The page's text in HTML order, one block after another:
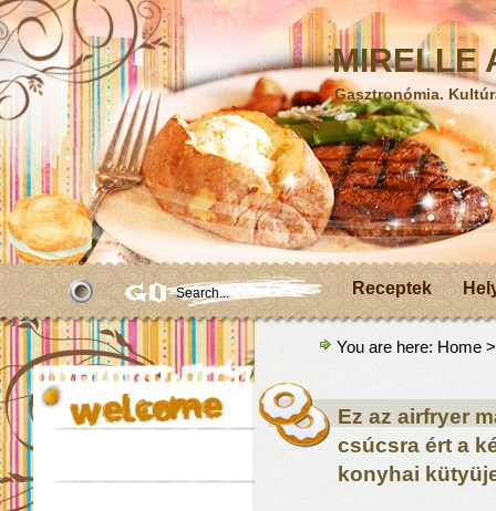
MIRELLE
Gasztronómia.
Receptek
You are here: Home
Ez az airfryer
csúcsra ért a
konyhai